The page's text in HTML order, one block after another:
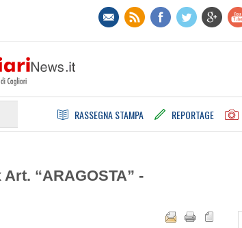
RASSEGNA STAMPA REPORTAGE
“ARAGOSTA” -